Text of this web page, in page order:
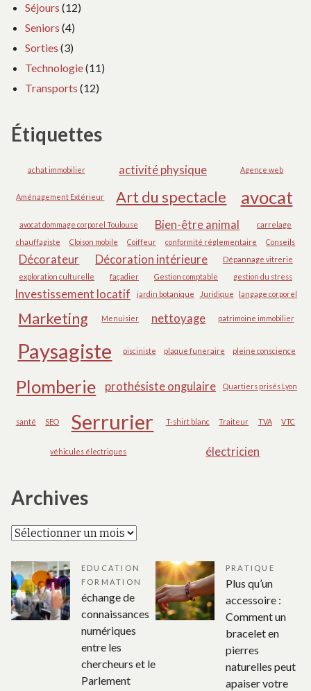
Séjours (12)
Seniors (4)
Sorties (3)
Technologie(11)
Transports (12)
Étiquettes
achat immobilier activité physique Agence web
Aménagement Extérieur Art du spectacle avocat
avocat dommage corporel Toulouse Bien-être animal
carrelage
chauffagiste
Cloison mobile Coiffeur conformité réglementaire Conseils
Décorateur Décoration intérieure
Dépannage vitrerie
exploration culturelle
façadier Gestion comptable gestion du stress
Investissement locatif jardin botanique Juridique langage corporel
Marketing Menuisier nettoyage patrimoine immobilier
Paysagiste pisciniste plaque funeraire pleine conscience
Plomberie prothésiste ongulaire Quartiers prisés Lyon
santé SEO Serrurier T-shirt blanc Traiteur TVA VTC
véhicules électriques électricien
Archives
Archives
EDUCATION
FORMATION
échange de
connaissances
numériques
entre les
chercheurs et le
Parlement
PRATIQUE
Plus qu’un
accessoire :
Comment un
bracelet en
pierres
naturelles peut
apaiser votre